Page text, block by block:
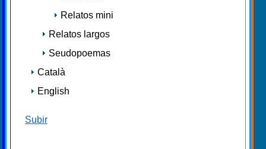
Relatos mini
Relatos largos
Seudopoemas
Català
English
Subir